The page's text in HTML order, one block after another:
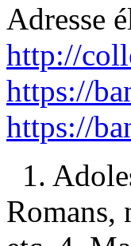
Adresse
http://
https://
https://
1.
Romans,